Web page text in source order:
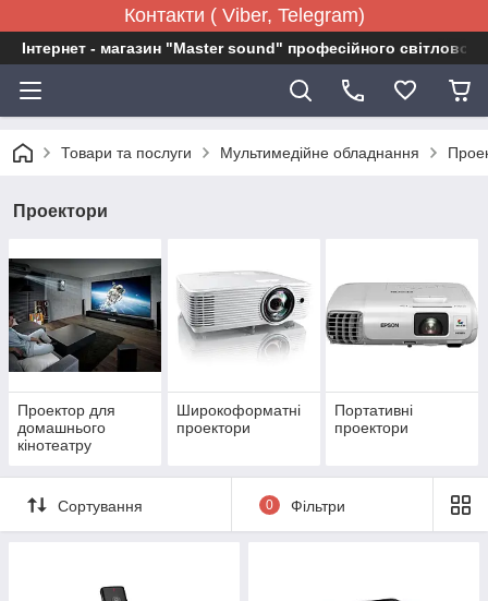
Контакти ( Viber, Telegram)
Інтернет - магазин "Master sound" професійного
Товари та послуги Мультимедійне обладнання
Проектори
Проектор для
домашнього
кінотеатру
Широкоформатні
проектори
Портативні
проектори
Сортування 0 Фільтри